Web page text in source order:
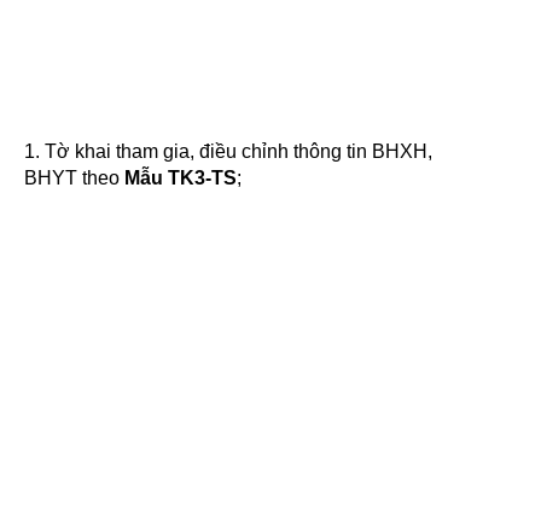
1. Tờ khai tham gia, điều chỉnh thông tin BHXH,
BHYT theo Mẫu TK3-TS;